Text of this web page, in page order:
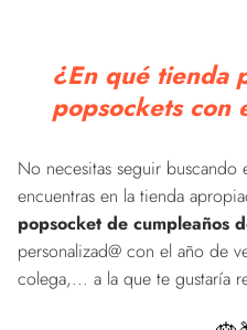
¿En qué tienda
popsockets con
No necesitas seguir
encuentras en la tienda
popsocket de cumpleaños
personalizad@ con el año de
colega,... a la que te gustaría